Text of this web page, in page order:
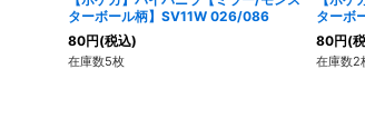
ターボール柄】SV11W 026/086
80円(税込)
在庫数5枚
ターボ
80円(
在庫数2